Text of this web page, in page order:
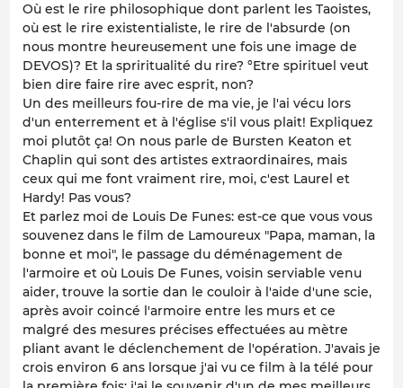
Où est le rire philosophique dont parlent les Taoistes,
où est le rire existentialiste, le rire de l'absurde (on
nous montre heureusement une fois une image de
DEVOS)? Et la spriritualité du rire? °Etre spirituel veut
bien dire faire rire avec esprit, non?
Un des meilleurs fou-rire de ma vie, je l'ai vécu lors
d'un enterrement et à l'église s'il vous plait! Expliquez
moi plutôt ça! On nous parle de Bursten Keaton et
Chaplin qui sont des artistes extraordinaires, mais
ceux qui me font vraiment rire, moi, c'est Laurel et
Hardy! Pas vous?
Et parlez moi de Louis De Funes: est-ce que vous vous
souvenez dans le film de Lamoureux "Papa, maman, la
bonne et moi", le passage du déménagement de
l'armoire et où Louis De Funes, voisin serviable venu
aider, trouve la sortie dan le couloir à l'aide d'une scie,
après avoir coincé l'armoire entre les murs et ce
malgré des mesures précises effectuées au mètre
pliant avant le déclenchement de l'opération. J'avais je
crois environ 6 ans lorsque j'ai vu ce film à la télé pour